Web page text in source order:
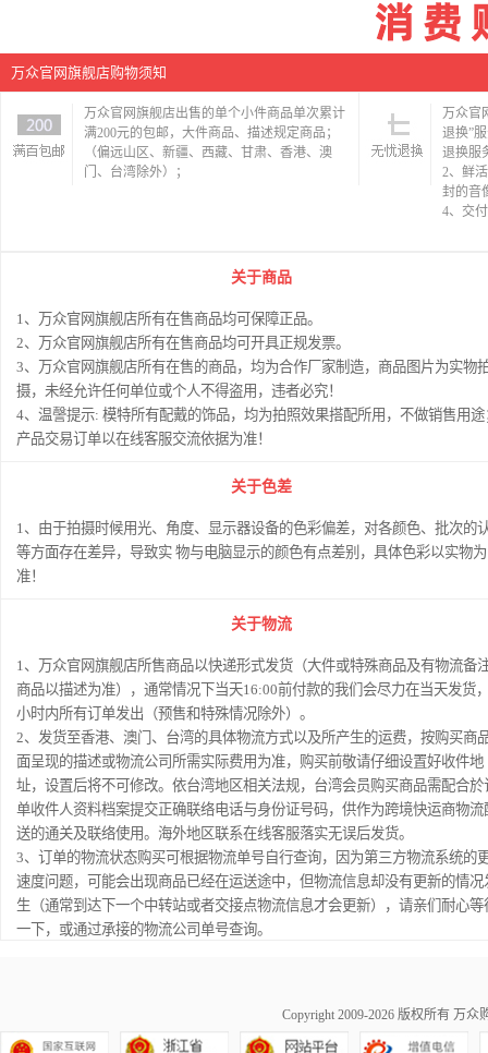
万众官网旗舰店购物须知
万众官网旗舰店出售的单个小件商品单次累计
满200元的包邮，大件商品、描述规定商品；
（偏远山区、新疆、西藏、甘肃、香港、澳
门、台湾除外）；
万众官
退换”
退换服
2、鲜
封的音
4、交
关于商品
1、万众官网旗舰店所有在售商品均可保障正品。
2、万众官网旗舰店所有在售商品均可开具正规发票。
3、万众官网旗舰店所有在售的商品，均为合作厂家制造，商品图片为实物
摄，未经允许任何单位或个人不得盗用，违者必究！
4、温謦提示: 模特所有配戴的饰品，均为拍照效果搭配所用，不做销售用途
产品交易订单以在线客服交流依据为准！
关于色差
1、由于拍摄时候用光、角度、显示器设备的色彩偏差，对各颜色、批次的
等方面存在差异，导致实 物与电脑显示的颜色有点差别，具体色彩以实物为
准！
关于物流
1、万众官网旗舰店所售商品以快递形式发货（大件或特殊商品及有物流备
商品以描述为准），通常情况下当天16:00前付款的我们会尽力在当天发货
小时内所有订单发出（预售和特殊情况除外）。
2、发货至香港、澳门、台湾的具体物流方式以及所产生的运费，按购买商
面呈现的描述或物流公司所需实际费用为准，购买前敬请仔细设置好收件地
址，设置后将不可修改。依台湾地区相关法规，台湾会员购买商品需配合於
单收件人资料档案提交正确联络电话与身份证号码，供作为跨境快运商物流
送的通关及联络使用。海外地区联系在线客服落实无误后发货。
3、订单的物流状态购买可根据物流单号自行查询，因为第三方物流系统的
速度问题，可能会出现商品已经在运送途中，但物流信息却没有更新的情况
生（通常到达下一个中转站或者交接点物流信息才会更新），请亲们耐心等
一下，或通过承接的物流公司单号查询。
Copyright 2009-2026 版权所有 万众